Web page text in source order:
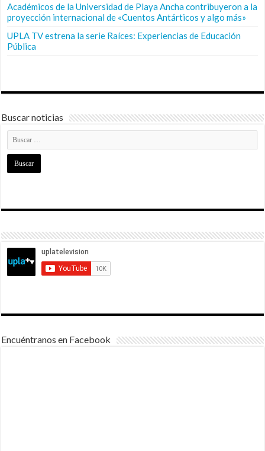
Académicos de la Universidad de Playa Ancha contribuyeron a la
proyección internacional de «Cuentos Antárticos y algo más»
UPLA TV estrena la serie Raíces: Experiencias de Educación
Pública
Buscar noticias
Encuéntranos en Facebook